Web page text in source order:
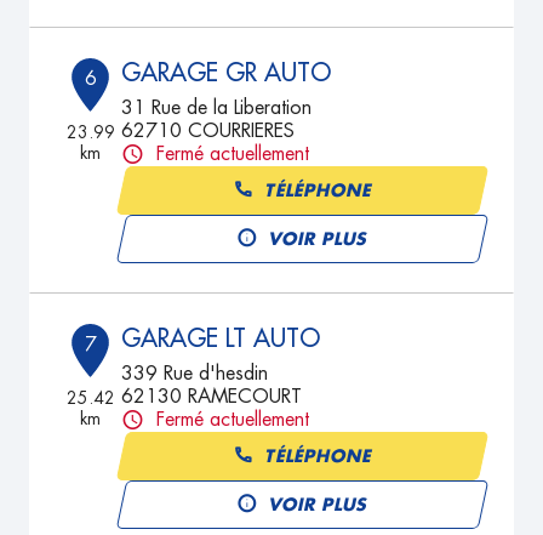
6
23.99
km
GARAGE GR AUTO
31 Rue de la Liberation
62710 COURRIERES
Fermé actuellement
TÉLÉPHONE
VOIR PLUS
7
25.42
km
GARAGE LT AUTO
339 Rue d'hesdin
62130 RAMECOURT
Fermé actuellement
TÉLÉPHONE
VOIR PLUS